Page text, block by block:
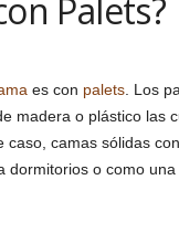
Palets?
es con palets. Los
madera o plástico las
camas sólidas
o como